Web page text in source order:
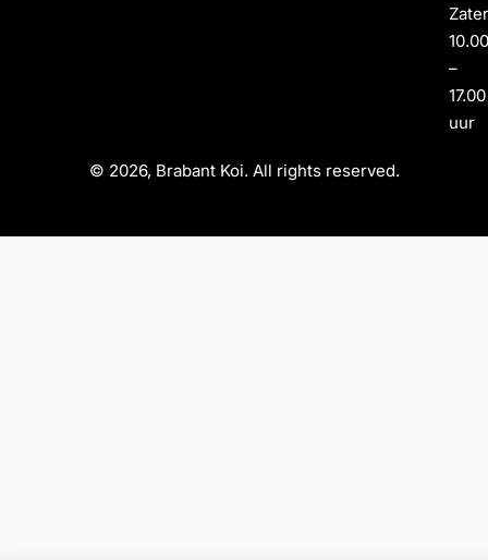
–
17.00
uur
© 2026, Brabant Koi. All rights reserved.